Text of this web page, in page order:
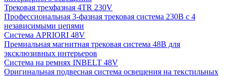
Трековая трехфазная 4TR 230V
Профессиональная 3-фазная трековая система 230В с 4
независимыми цепями
Система APRIORI 48V
Премиальная магнитная трековая система 48В для
эксклюзивных интерьеров
Система на ремнях INBELT 48V
Оригинальная подвесная система освещения на текстильных